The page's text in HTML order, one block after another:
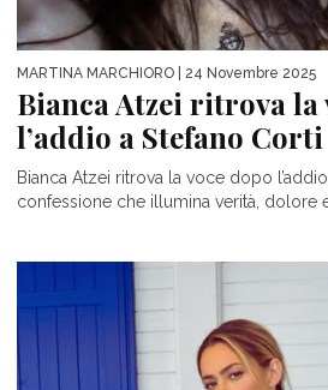
MARTINA MARCHIORO | 24 Novembre 2025
Bianca Atzei ritrova la
l’addio a Stefano Corti
Bianca Atzei ritrova la voce dopo
confessione che illumina verità, dolore e